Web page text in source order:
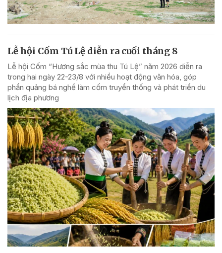
Lễ hội Cốm Tú Lệ diễn ra cuối tháng 8
Lễ hội Cốm “Hương sắc mùa thu Tú Lệ” năm 2026 diễn ra
trong hai ngày 22-23/8 với nhiều hoạt động văn hóa, góp
phần quảng bá nghề làm cốm truyền thống và phát triển du
lịch địa phương